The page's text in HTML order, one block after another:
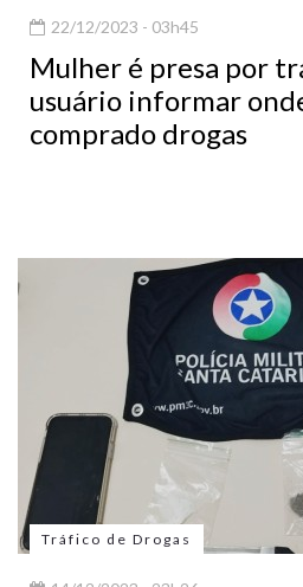
22/12/2023 - 03h45
Mulher é presa por
usuário informar
comprado drogas
Tráfico de Drogas